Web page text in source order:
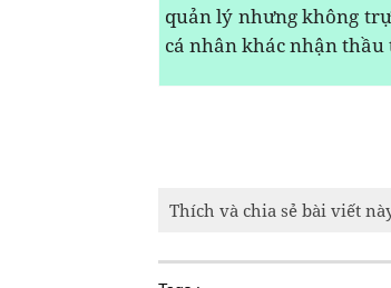
quản lý nhưng không
cá nhân khác nhận thầu
Thích và chia sẻ bài viết